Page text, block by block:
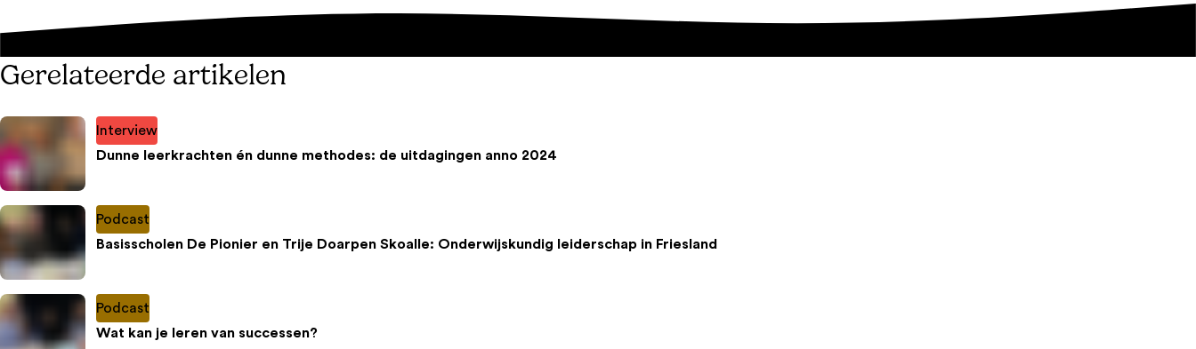
Gerelateerde artikelen
Interview
Dunne leerkrachten én dunne methodes: de uitdagingen anno 2024
Podcast
Basisscholen De Pionier en Trije Doarpen Skoalle: Onderwijskundig leiderschap in Friesland
Podcast
Wat kan je leren van successen?